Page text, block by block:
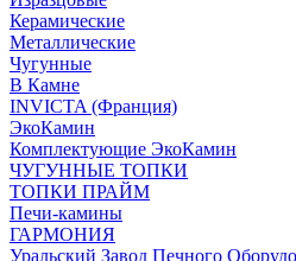
Керамические
Металлические
Чугунные
В Камне
INVICTA (Франция)
ЭкоКамин
Комплектующие ЭкоКамин
ЧУГУННЫЕ ТОПКИ
ТОПКИ ПРАЙМ
Печи-камины
ГАРМОНИЯ
Уральский Завод Печного